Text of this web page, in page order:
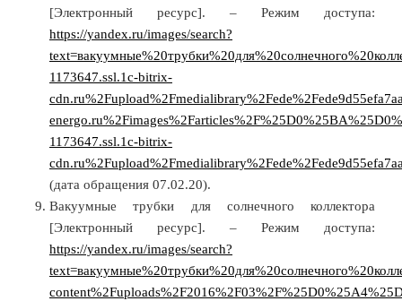
[Электронный ресурс]. – Режим доступа:
https://yandex.ru/images/search?
1173647.ssl.1c-bitrix-
1173647.ssl.1c-bitrix-
(дата обращения 07.02.20).
Вакуумные трубки для солнечного коллектора
[Электронный ресурс]. – Режим доступа:
https://yandex.ru/images/search?